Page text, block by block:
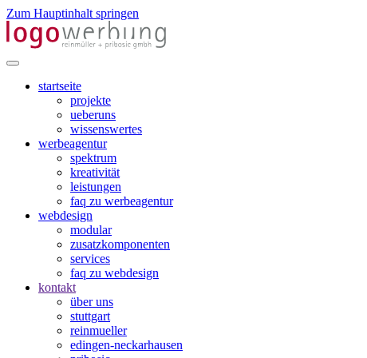
Zum Hauptinhalt springen
startseite
projekte
ueberuns
wissenswertes
werbeagentur
spektrum
kreativität
leistungen
faq zu werbeagentur
webdesign
modular
zusatzkomponenten
services
faq zu webdesign
kontakt
über uns
stuttgart
reinmueller
edingen-neckarhausen